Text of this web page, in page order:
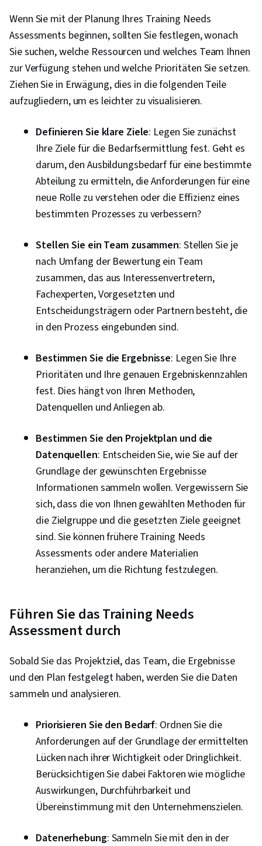
Wenn Sie mit der Planung Ihres Training Needs
Assessments beginnen, sollten Sie festlegen, wonach
Sie suchen, welche Ressourcen und welches Team Ihnen
zur Verfügung stehen und welche Prioritäten Sie setzen.
Ziehen Sie in Erwägung, dies in die folgenden Teile
aufzugliedern, um es leichter zu visualisieren.
Definieren Sie klare Ziele: Legen Sie zunächst
Ihre Ziele für die Bedarfsermittlung fest. Geht es
darum, den Ausbildungsbedarf für eine bestimmte
Abteilung zu ermitteln, die Anforderungen für eine
neue Rolle zu verstehen oder die Effizienz eines
bestimmten Prozesses zu verbessern?
Stellen Sie ein Team zusammen: Stellen Sie je
nach Umfang der Bewertung ein Team
zusammen, das aus Interessenvertretern,
Fachexperten, Vorgesetzten und
Entscheidungsträgern oder Partnern besteht, die
in den Prozess eingebunden sind.
Bestimmen Sie die Ergebnisse: Legen Sie Ihre
Prioritäten und Ihre genauen Ergebniskennzahlen
fest. Dies hängt von Ihren Methoden,
Datenquellen und Anliegen ab.
Bestimmen Sie den Projektplan und die
Datenquellen: Entscheiden Sie, wie Sie auf der
Grundlage der gewünschten Ergebnisse
Informationen sammeln wollen. Vergewissern Sie
sich, dass die von Ihnen gewählten Methoden für
die Zielgruppe und die gesetzten Ziele geeignet
sind. Sie können frühere Training Needs
Assessments oder andere Materialien
heranziehen, um die Richtung festzulegen.
Führen Sie das Training Needs
Assessment durch
Sobald Sie das Projektziel, das Team, die Ergebnisse
und den Plan festgelegt haben, werden Sie die Daten
sammeln und analysieren.
Priorisieren Sie den Bedarf: Ordnen Sie die
Anforderungen auf der Grundlage der ermittelten
Lücken nach ihrer Wichtigkeit oder Dringlichkeit.
Berücksichtigen Sie dabei Faktoren wie mögliche
Auswirkungen, Durchführbarkeit und
Übereinstimmung mit den Unternehmenszielen.
Datenerhebung: Sammeln Sie mit den in der